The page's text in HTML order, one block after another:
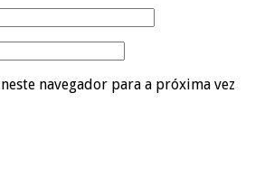
navegador para a próxima vez